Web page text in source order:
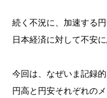
続く不況に、加速する
日本経済に対して不安
今回は、なぜいま記録
円高と円安それぞれの